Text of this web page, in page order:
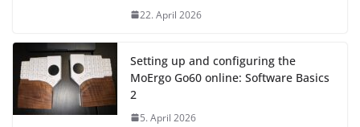
22. April 2026
Setting up and configuring the
MoErgo Go60 online: Software Basics
2
5. April 2026